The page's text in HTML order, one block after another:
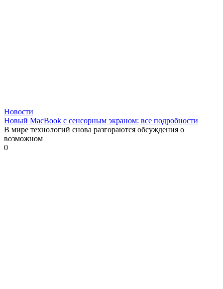
Новости
Новый MacBook с сенсорным экраном: все подробности
В мире технологий снова разгораются обсуждения о
возможном
0